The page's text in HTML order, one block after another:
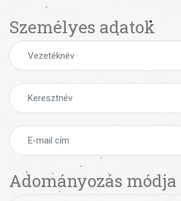
Személyes adatok
Adományozás módja